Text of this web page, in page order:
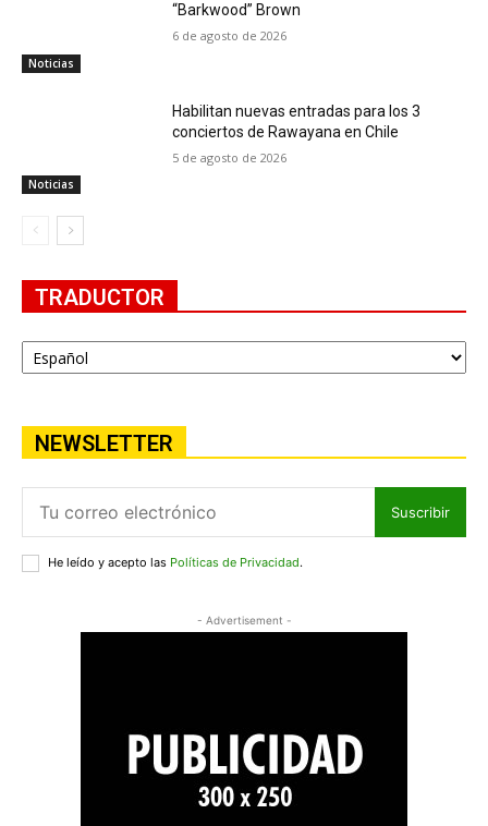
Noticias
“Barkwood” Brown
6 de agosto de 2026
Noticias
Habilitan nuevas entradas para los 3
conciertos de Rawayana en Chile
5 de agosto de 2026
TRADUCTOR
NEWSLETTER
Suscribir
He leído y acepto las Políticas de Privacidad.
- Advertisement -